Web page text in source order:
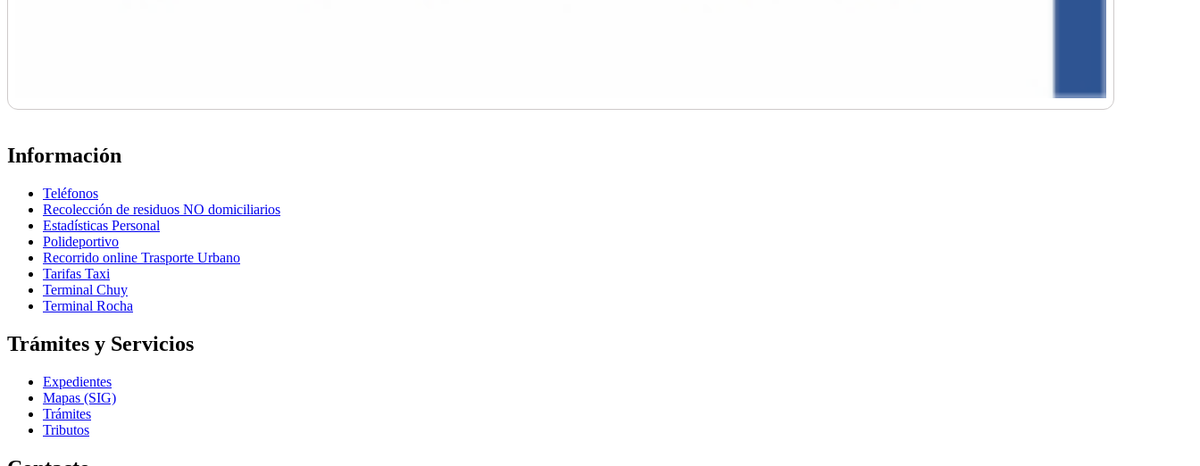
Información
Teléfonos
Recolección de residuos NO domiciliarios
Estadísticas Personal
Polideportivo
Recorrido online Trasporte Urbano
Tarifas Taxi
Terminal Chuy
Terminal Rocha
Trámites y Servicios
Expedientes
Mapas (SIG)
Trámites
Tributos